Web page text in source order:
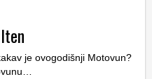
je ovogodišnji Motovun?